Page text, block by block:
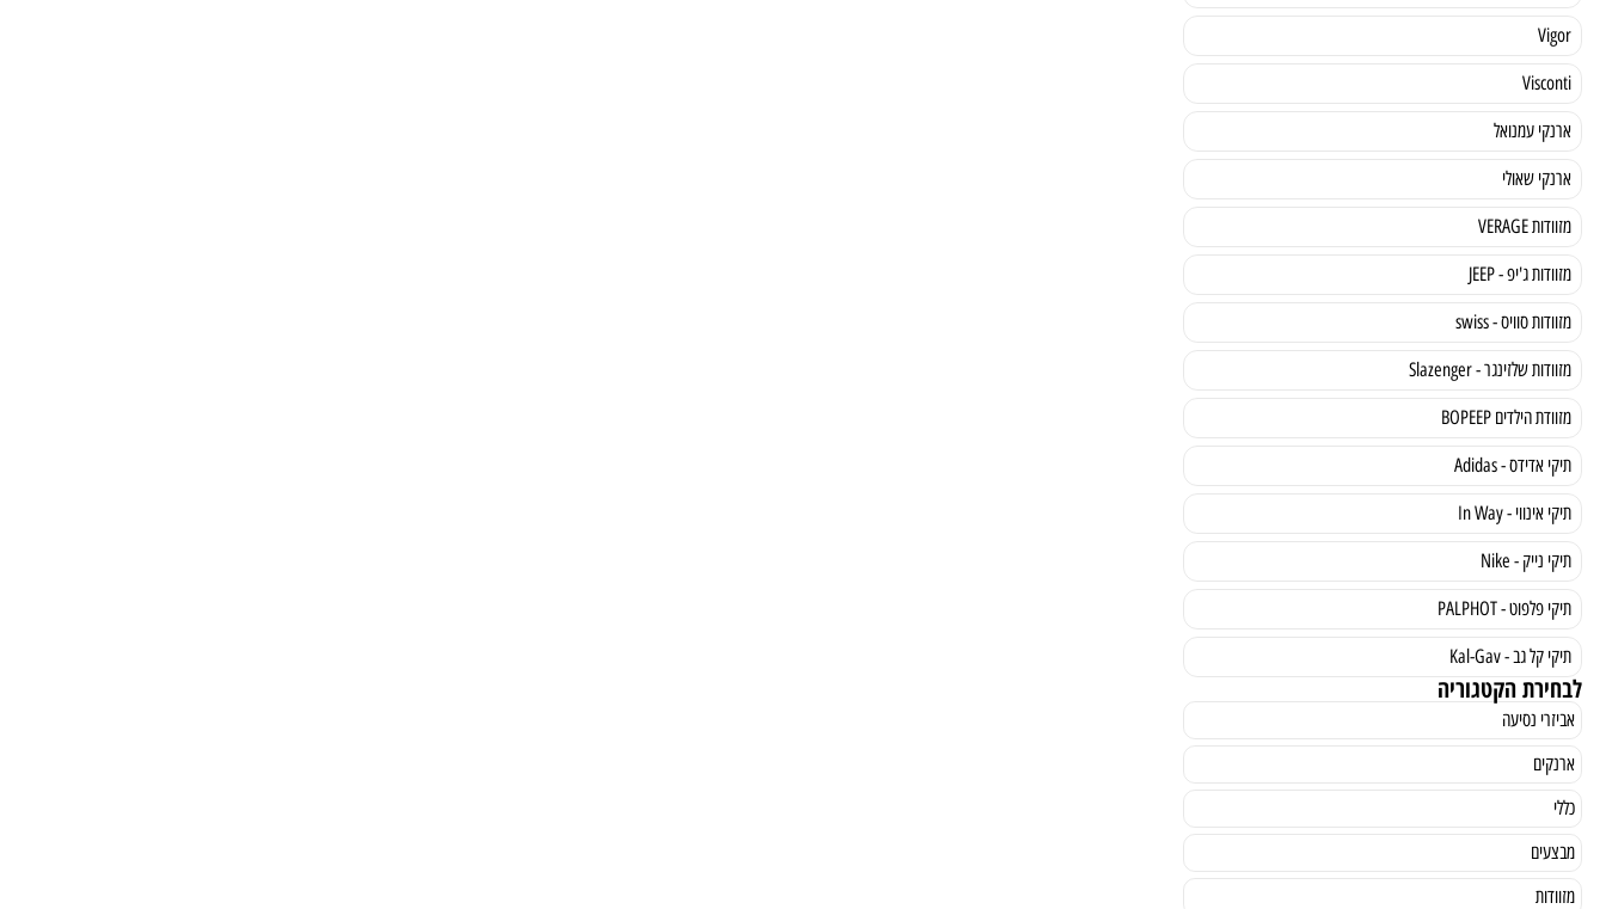
Vigor
Visconti
ארנקי עמנואל
ארנקי שאולי
מזוודות VERAGE
מזוודות ג'יפ - JEEP
מזוודות סוויס - swiss
מזוודות שלזינגר - Slazenger
מזוודת הילדים BOPEEP
תיקי אדידס - Adidas
תיקי אינווי - In Way
תיקי נייק - Nike
תיקי פלפוט - PALPHOT
תיקי קל גב - Kal-Gav
לבחירת הקטגוריה
אביזרי נסיעה
ארנקים
כללי
מבצעים
מזוודות